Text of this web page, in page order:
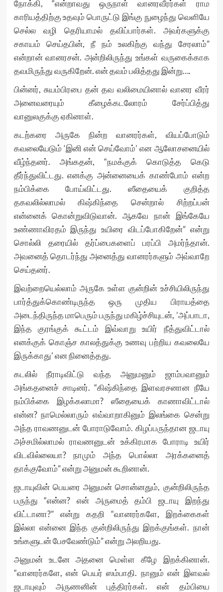
நோக்கி, “என்றாவது ஒருநாள் வானரவீரர்கள் ராம
காரியத்திற்கு உதவும் பொருட்டு இங்கு நுழைந்து வெளியே
செல்ல வழி தெரியாமல் தவிப்பார்கள். அவர்களுக்கு
சகாயம் செய்தபின், நீ நம் உலகிற்கு வந்து சேரலாம்”
என்றான் வானரசன். அன்றிலிருந்து உங்கள் வருகைக்காக
தவமிருந்து வருகிறேன். என் தவம் பலித்தது இன்று….
பின்னர், சுயம்பிரபை தன் தவ வலிமையினால் வானர வீரர்
அனைவரையும் கீழைக்கடலோரம் சேர்ப்பித்து
வானுலகுக்கு ஏகினாள்.
கடற்கரை அருகே நின்ற வானரர்கள், வியப்போடும்
கவலையேடும் ‘இனி என் செய்வோம்’ என ஆலோசனையில்
வீழ்ந்தனர். அங்கதன், “நமக்குக் கொடுத்த கெடு
தீர்ந்துவிட்டது. எனக்கு அன்னையைக் காண்போம் என்ற
நம்பிக்கை போய்விட்டது. ஸீதையைக் குறித்த
தகவலில்லாமல் கிஷ்கிந்தை சென்றால் சிற்றப்பன்
என்னைக் கொன்றுவிடுவான். ஆகவே நான் இங்கேயே
உண்ணாவிரதம் இருந்து உயிரை விடப்போகிறேன்” என்று
சொல்லி தரையில் தர்ப்பைகளைப் பரப்பி அமர்ந்தான்.
அவனைத் தொடர்ந்து அனைத்து வானரர்களும் அவ்வாறே
செய்தனர்.
இவற்றையெல்லாம் அருகே உள்ள குன்றின் உச்சியிலிருந்து
பார்த்துக்கொண்டிருந்த ஒரு முதிய பிராயத்தை
அடைந்திருந்த மாபெரும் பருந்து மகிழ்ச்சியுடன், ’அப்பாடா,
இந்த குரங்குக் கூட்டம் இவ்வாறு உயிர் நீத்துவிட்டால்
எனக்குக் கொஞ்ச காலத்துக்கு உணவு பற்றிய கவலையே
இருக்காது’ என நினைத்தது.
கடலில் நீராடிவிட்டு வந்த அனுமனும் ஜாம்பவானும்
அங்கதனைச் சாடினர். “கிஷ்கிந்தை இளவரசனான நீயே
நம்பிக்கை இழக்கலாமா? ஸீதையைக் காணாவிட்டால்
என்ன? நாமெல்லாரும் எவ்வாறாகினும் இலங்கை சென்று
அந்த ராவணனுடன் போராடுவோம். கிழப்பருந்தான ஜடாயு
அச்சமில்லாமல் ராவணனுடன் உக்கிரமாக போராடி உயிர்
விடவில்லையா? நாமும் அந்த பொல்லா அரக்கனைத்
தாக்குவோம்” என்று அனுமன் கூறினான்.
ஜடாயுவின் பெயரை அனுமன் சொன்னதும், குன்றிலிருந்த
பருந்து “என்ன? என் அருமைத் தம்பி ஜடாயு இறந்து
விட்டானா?” என்று கதறி “வானரர்களே, இறக்கைகள்
இல்லா என்னை இந்த குன்றிலிருந்து இறக்குங்கள். நான்
உங்களுடன் பேசவேண்டும்” என்று அலறியது.
அனுமன் உடனே அதனை மெள்ள கீழே இறக்கினான்.
“வானரர்களே, என் பெயர் ஸம்பாதி. நானும் என் இளவல்
ஜடாயுவும் அருணனின் புத்திரர்கள். என் தம்பியை